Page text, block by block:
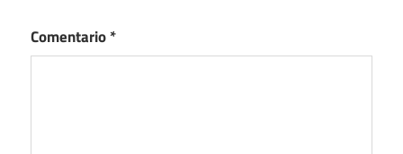
Comentario*